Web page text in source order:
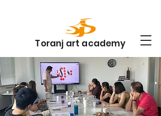
Toranj art academy